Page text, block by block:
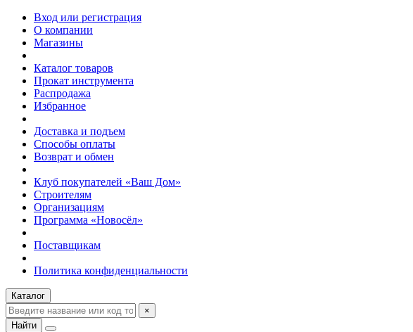
Вход или регистрация
О компании
Магазины
Каталог товаров
Прокат инструмента
Распродажа
Избранное
Доставка и подъем
Способы оплаты
Возврат и обмен
Клуб покупателей «Ваш Дом»
Строителям
Организациям
Программа «Новосёл»
Поставщикам
Политика конфиденциальности
Каталог
×
Найти